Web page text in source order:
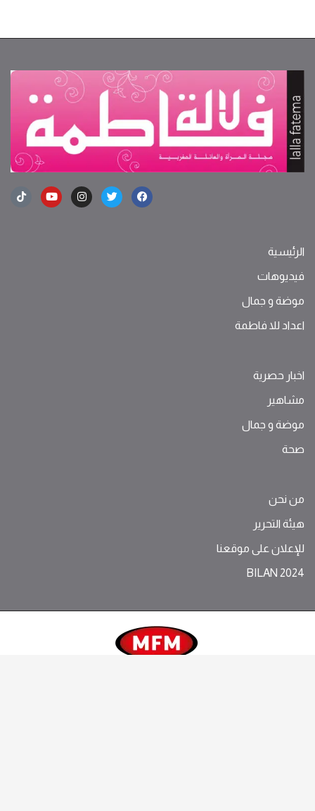
الرئيسية
فيديوهات
موضة ‫و‬ ‫‬‫جمال‬
اعداد للا فاطمة
اخبار حصرية
مشاهير
موضة ‫و‬ ‫‬‫جمال‬
صحة
من نحن
هيئة التحرير
للإعلان على موقعنا
BILAN 2024